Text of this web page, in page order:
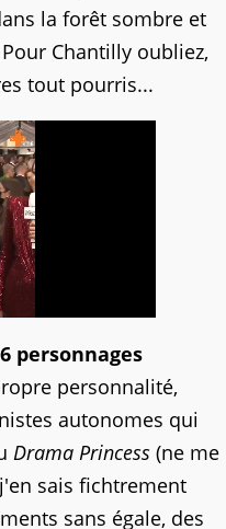
la forêt sombre et
Chantilly oubliez,
tout pourris...
6 personnages
personnalité,
autonomes qui
Drama Princess (ne me
sais fichtrement
sans égale, des